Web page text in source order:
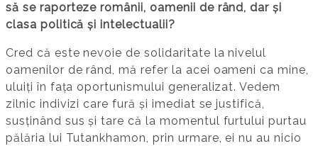
să se raporteze românii, oamenii de rând, dar și
clasa politică și intelectualii?
Cred că este nevoie de solidaritate la nivelul
oamenilor de rând, mă refer la acei oameni ca mine,
uluiți în fața oportunismului generalizat. Vedem
zilnic indivizi care fură și imediat se justifică,
susținând sus și tare că la momentul furtului purtau
pălăria lui Tutankhamon, prin urmare, ei nu au nicio